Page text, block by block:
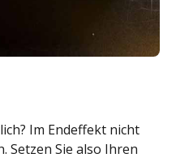
Im Endeffekt nicht
Setzen Sie also Ihren